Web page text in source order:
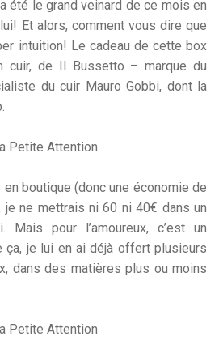
a été le grand veinard de ce mois en
Et alors, comment vous dire que
intuition! Le cadeau de cette box
cuir, de Il Bussetto – marque du
du cuir Mauro Gobbi, dont la
en boutique (donc une économie de
je ne mettrais ni 60 ni 40€ dans un
Mais pour l’amoureux, c’est un
ça, je lui en ai déjà offert plusieurs
dans des matières plus ou moins